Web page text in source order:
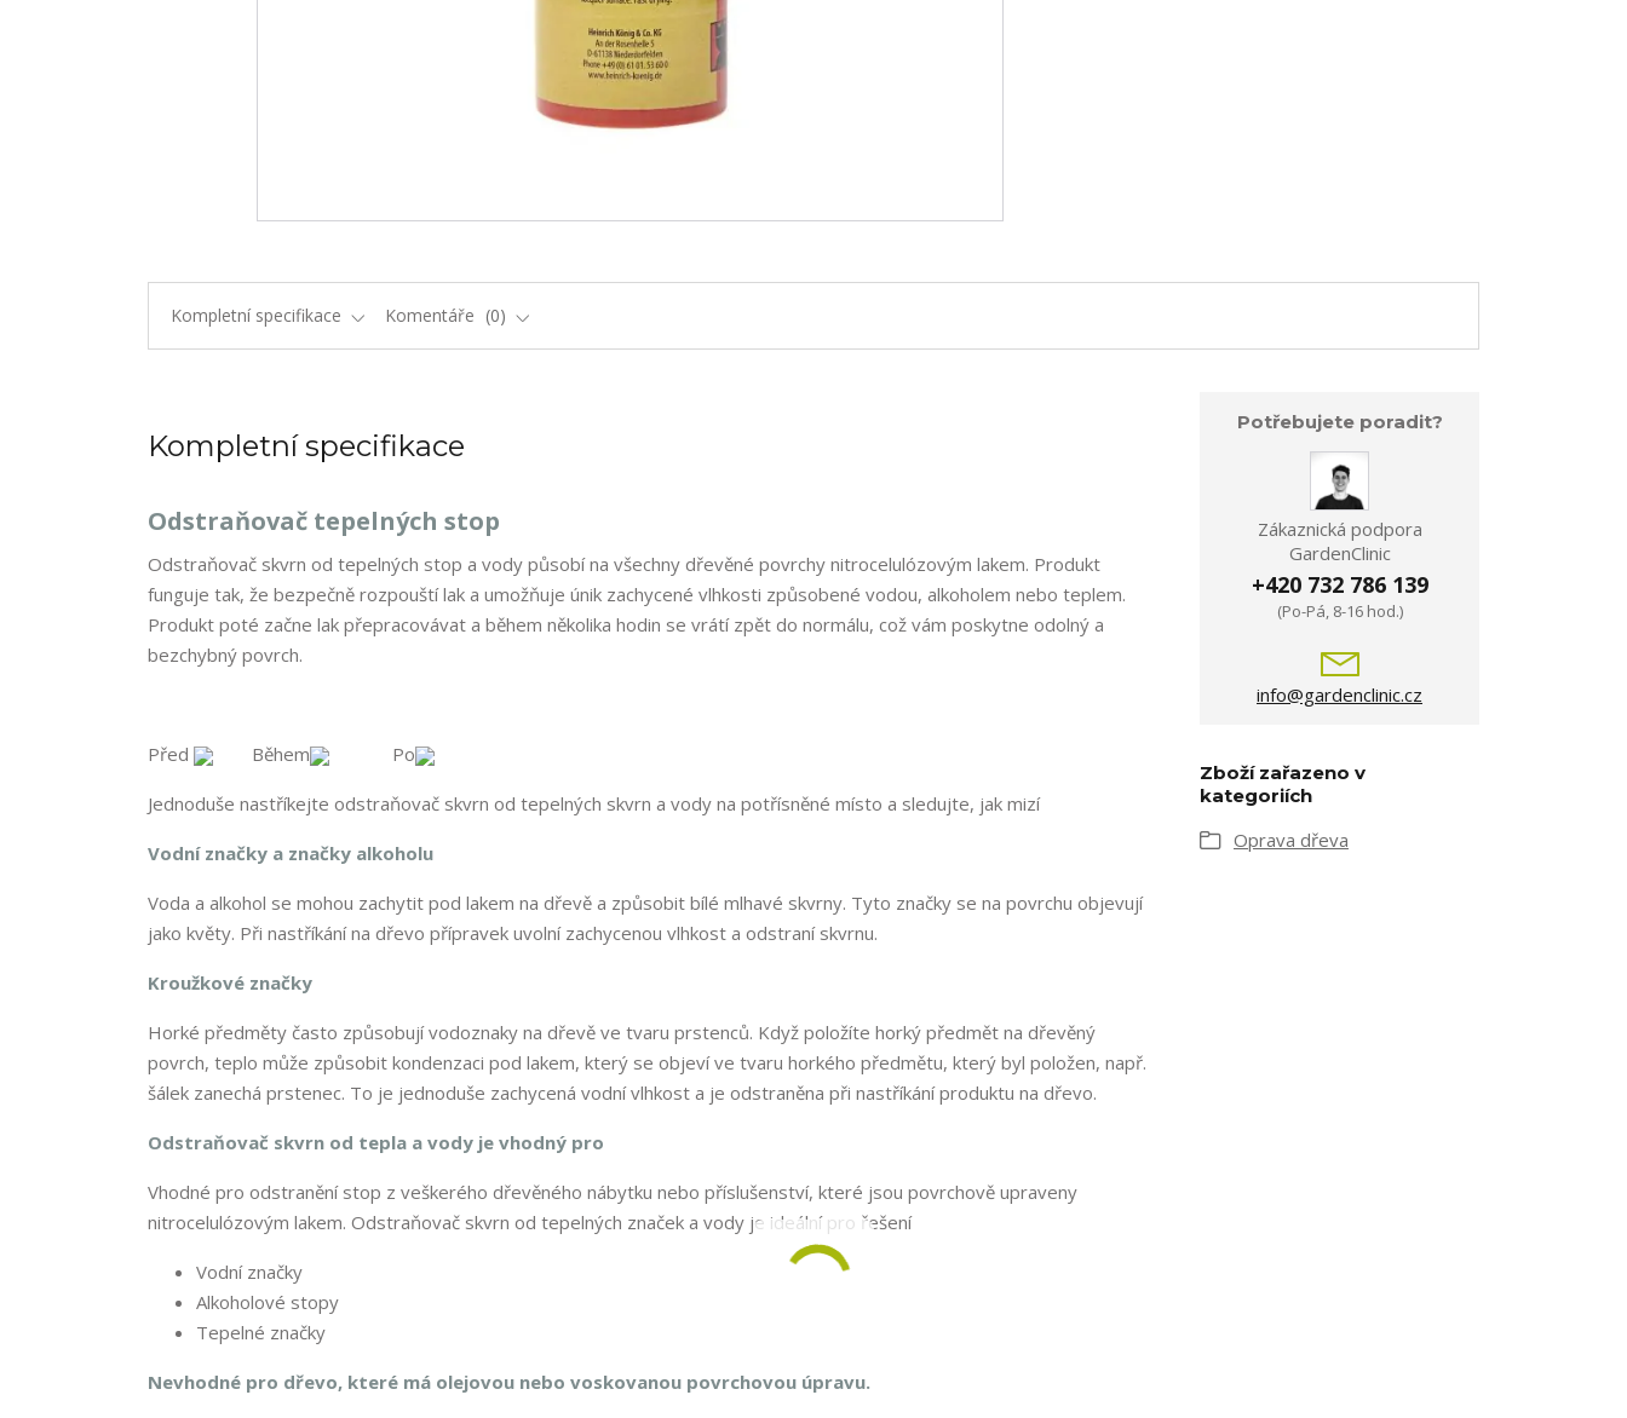
Kompletní specifikace Komentáře 0
Kompletní specifikace
Odstraňovač tepelných stop
Odstraňovač skvrn od tepelných stop a vody působí na všechny dřevěné povrchy nitrocelulózovým lakem. Produkt
funguje tak, že bezpečně rozpouští lak a umožňuje únik zachycené vlhkosti způsobené vodou, alkoholem nebo teplem.
Produkt poté začne lak přepracovávat a během několika hodin se vrátí zpět do normálu, což vám poskytne odolný a
bezchybný povrch.
Před Během Po
Jednoduše nastříkejte odstraňovač skvrn od tepelných skvrn a vody na potřísněné místo a sledujte, jak mizí
Vodní značky a značky alkoholu
Voda a alkohol se mohou zachytit pod lakem na dřevě a způsobit bílé mlhavé skvrny. Tyto značky se na povrchu objevují
jako květy. Při nastříkání na dřevo přípravek uvolní zachycenou vlhkost a odstraní skvrnu.
Kroužkové značky
Horké předměty často způsobují vodoznaky na dřevě ve tvaru prstenců. Když položíte horký předmět na dřevěný
povrch, teplo může způsobit kondenzaci pod lakem, který se objeví ve tvaru horkého předmětu, který byl položen, např.
šálek zanechá prstenec. To je jednoduše zachycená vodní vlhkost a je odstraněna při nastříkání produktu na dřevo.
Odstraňovač skvrn od tepla a vody je vhodný pro
Vhodné pro odstranění stop z veškerého dřevěného nábytku nebo příslušenství, které jsou povrchově upraveny
nitrocelulózovým lakem. Odstraňovač skvrn od tepelných značek a vody je ideální pro řešení
Vodní značky
Alkoholové stopy
Tepelné značky
Nevhodné pro dřevo, které má olejovou nebo voskovanou povrchovou úpravu.
Potřebujete poradit?
Zákaznická podpora
GardenClinic
+420 732 786 139
(Po-Pá, 8-16 hod.)
info@gardenclinic.cz
Zboží zařazeno v
kategoriích
Oprava dřeva